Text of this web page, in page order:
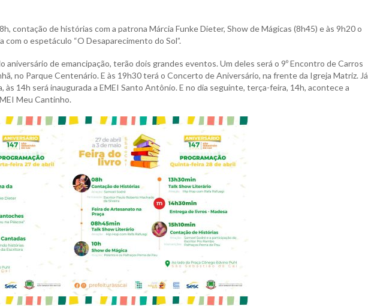
contação de histórias com a patrona Márcia Funke Dieter, Show de Mágicas (8h45) e às 9h20 o
com o espetáculo “O Desaparecimento do Sol”.
aniversário de emancipação, terão dois grandes eventos. Um deles será o 9º Encontro de Carros
no Parque Centenário. E às 19h30 terá o Concerto de Aniversário, na frente da Igreja Matriz. Já
às 14h será inaugurada a EMEI Santo Antônio. E no dia seguinte, terça-feira, 14h, acontece a
Meu Cantinho.